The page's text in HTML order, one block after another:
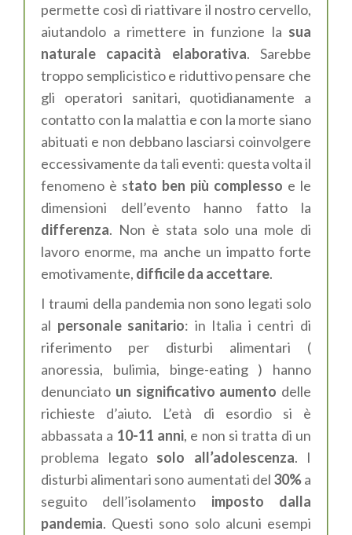
permette così di riattivare il nostro cervello,
aiutandolo a rimettere in funzione la sua
naturale capacità elaborativa.Sarebbe
troppo semplicistico e riduttivopensare che
gli operatori sanitari, quotidianamente a
contatto con la malattia e con la morte siano
abituati e non debbano lasciarsi coinvolgere
eccessivamente da tali eventi: questa volta il
fenomeno è stato ben più complesso e le
dimensioni dell’evento hanno fatto la
differenza. Non è stata solo una mole di
lavoro enorme, ma anche un impatto forte
emotivamente, difficile da accettare.
I traumi della pandemia non sono legati solo
al personale sanitario: in Italia i centri di
riferimento per disturbi alimentari (
anoressia, bulimia, binge-eating ) hanno
denunciato un significativo aumento delle
richieste d’aiuto. L’età di esordio si è
abbassata a 10-11 anni, e non si tratta di un
problema legatosolo all’adolescenza. I
disturbi alimentari sono aumentati del 30%a
seguito dell’isolamento imposto dalla
pandemia. Questi sono solo alcuni esempi